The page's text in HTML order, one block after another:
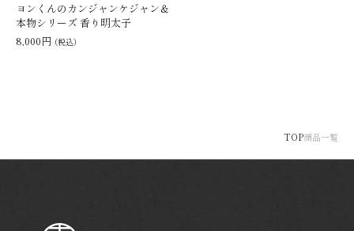
ヨンくんのカンジャンケジャン＆
本物シリーズ 香り明太子
8,000円 （税込）
TOP商品一覧